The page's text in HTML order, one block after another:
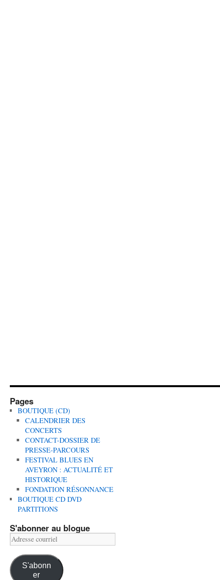
Pages
BOUTIQUE (CD)
CALENDRIER DES
CONCERTS
CONTACT-DOSSIER DE
PRESSE-PARCOURS
FESTIVAL BLUES EN
AVEYRON : ACTUALITÉ ET
HISTORIQUE
FONDATION RÉSONNANCE
BOUTIQUE CD DVD
PARTITIONS
S'abonner au blogue
Adresse
courriel
S'abonn
er